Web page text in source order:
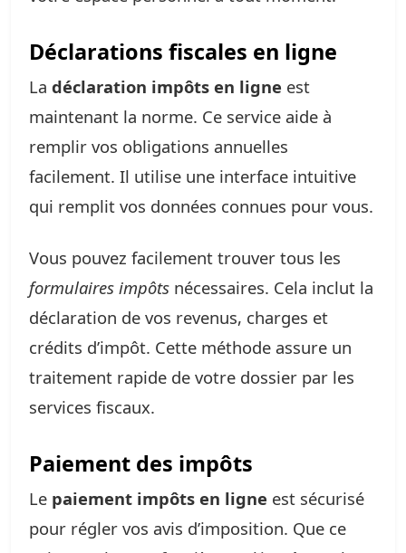
Déclarations fiscales en ligne
La déclaration impôts en ligne est
maintenant la norme. Ce service aide à
remplir vos obligations annuelles
facilement. Il utilise une interface intuitive
qui remplit vos données connues pour vous.
Vous pouvez facilement trouver tous les
formulaires impôts nécessaires. Cela inclut la
déclaration de vos revenus, charges et
crédits d’impôt. Cette méthode assure un
traitement rapide de votre dossier par les
services fiscaux.
Paiement des impôts
Le paiement impôts en ligne est sécurisé
pour régler vos avis d’imposition. Que ce